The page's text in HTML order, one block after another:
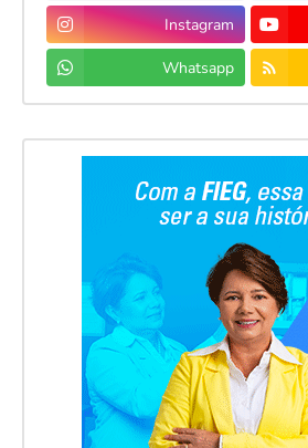
Instagram
Whatsapp